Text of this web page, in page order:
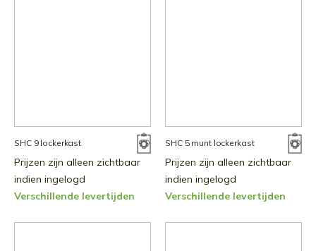
SHC 9 lockerkast
Prijzen zijn alleen zichtbaar
indien ingelogd
Verschillende levertijden
SHC 5 munt lockerkast
Prijzen zijn alleen zichtbaar
indien ingelogd
Verschillende levertijden